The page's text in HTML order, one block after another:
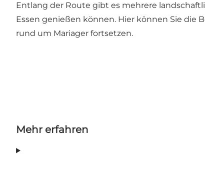
Entlang der Route gibt es mehrere
Essen genießen können. Hier können Sie die
rund um Mariager fortsetzen.
Mehr erfahren